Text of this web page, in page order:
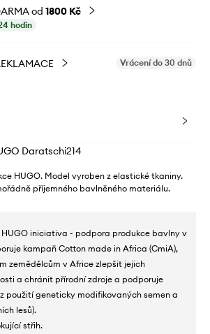
od 1800 Kč
hodin
Vrácení do 30 dnů
Daratschi214
HUGO. Model vyroben z elastické tkaniny.
příjemného bavlněného materiálu.
HUGO iniciativa - podpora produkce bavlny v
kampaň Cotton made in Africa (CmiA),
zemědělcům v Africe zlepšit jejich
a chránit přírodní zdroje a podporuje
použití geneticky modifikovaných semen a
lesů).
střih.